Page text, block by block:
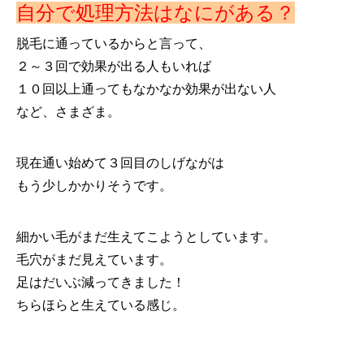
自分で処理方法はなにがある？
脱毛に通っているからと言って、
２～３回で効果が出る人もいれば
１０回以上通ってもなかなか効果が出ない人
など、さまざま。
現在通い始めて３回目のしげながは
もう少しかかりそうです。
細かい毛がまだ生えてこようとしています。
毛穴がまだ見えています。
足はだいぶ減ってきました！
ちらほらと生えている感じ。